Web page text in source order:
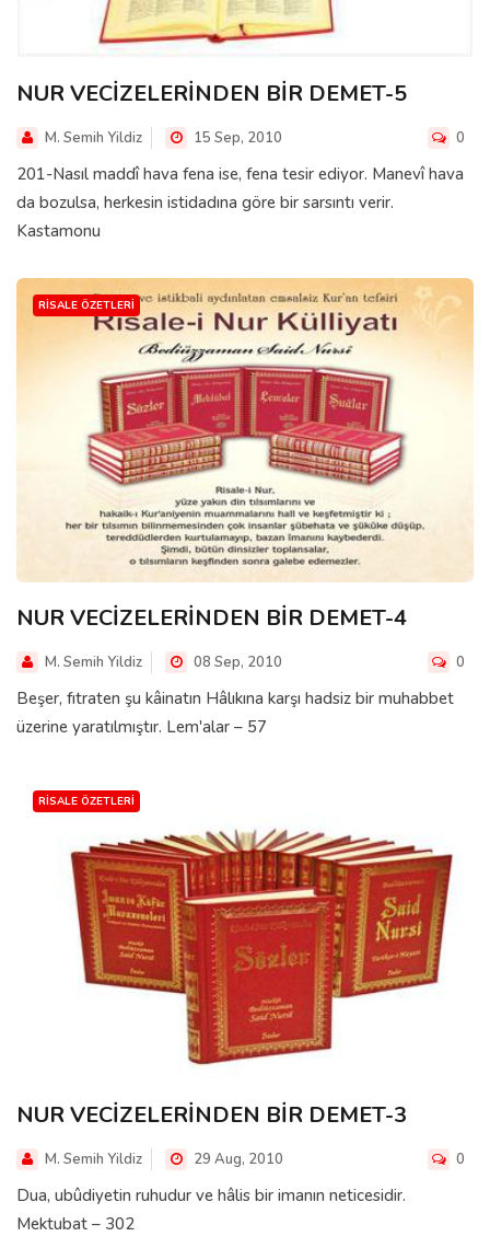
NUR VECİZELERİNDEN BİR DEMET-5
M. Semih Yildiz 15 Sep, 2010 0
201-Nasıl maddî hava fena ise, fena tesir ediyor. Manevî hava
da bozulsa, herkesin istidadına göre bir sarsıntı verir.
Kastamonu
RISALE ÖZETLERI
NUR VECİZELERİNDEN BİR DEMET-4
M. Semih Yildiz 08 Sep, 2010 0
Beşer, fıtraten şu kâinatın Hâlıkına karşı hadsiz bir muhabbet
üzerine yaratılmıştır. Lem'alar – 57
RISALE ÖZETLERI
NUR VECİZELERİNDEN BİR DEMET-3
M. Semih Yildiz 29 Aug, 2010 0
Dua, ubûdiyetin ruhudur ve hâlis bir imanın neticesidir.
Mektubat – 302